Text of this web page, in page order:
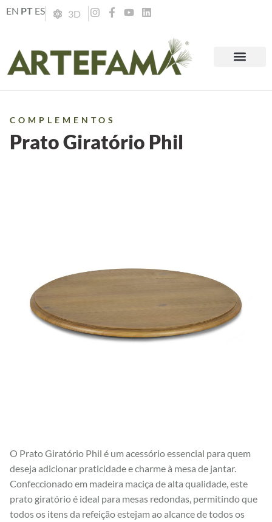
EN PT ES 3D
COMPLEMENTOS
Prato Giratório Phil
O Prato Giratório Phil é um acessório essencial para quem
deseja adicionar praticidade e charme à mesa de jantar.
Confeccionado em madeira maciça de alta qualidade, este
prato giratório é ideal para mesas redondas, permitindo que
todos os itens da refeição estejam ao alcance de todos os